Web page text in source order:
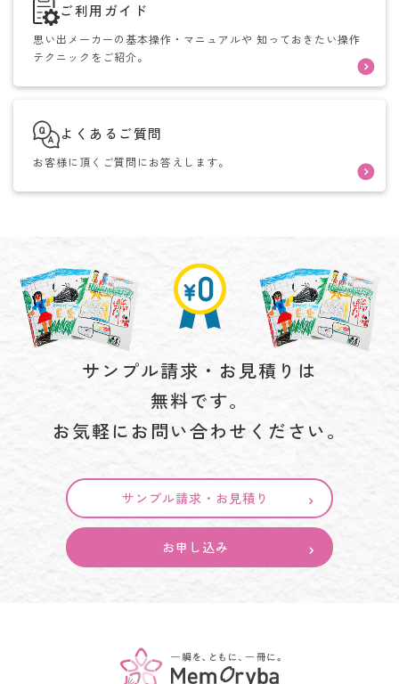
ご利用ガイド
思い出メーカーの基本操作・マニュアルや 知っておきたい操作
テクニックをご紹介。
よくあるご質問
お客様に頂くご質問にお答えします。
サンプル請求・お見積りは
無料です。
お気軽にお問い合わせください。
サンプル請求・お見積り
お申し込み